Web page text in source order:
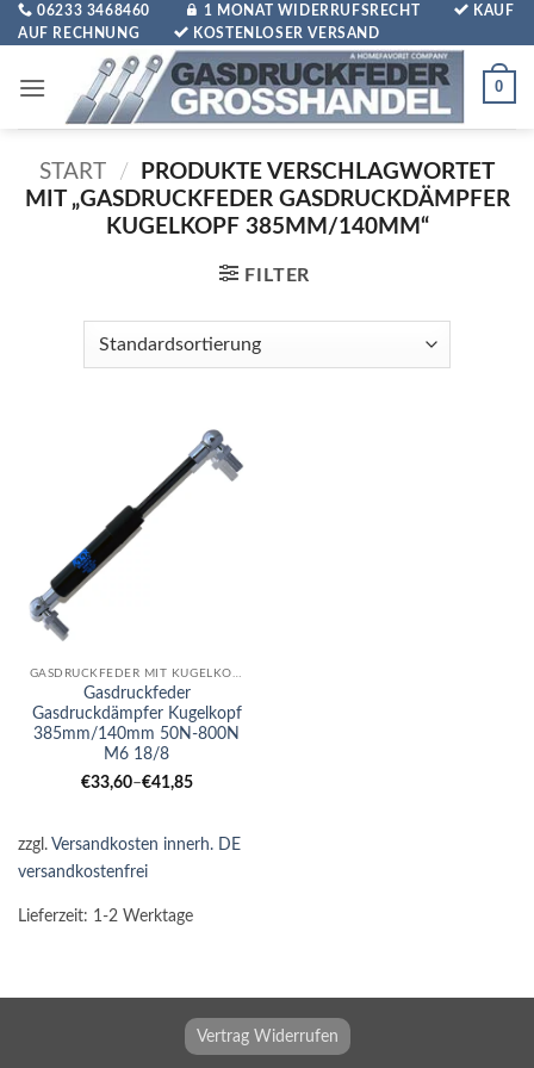
Zum
Inhalt
06233 3468460 1 MONAT WIDERRUFSRECHT
KAUF
AUF RECHNUNG
KOSTENLOSER VERSAND
0
START /
PRODUKTE VERSCHLAGWORTET
MIT „GASDRUCKFEDER GASDRUCKDÄMPFER
KUGELKOPF 385MM/140MM“
FILTER
GASDRUCKFEDER MIT KUGELKOPF
Gasdruckfeder
Gasdruckdämpfer Kugelkopf
385mm/140mm 50N-800N
M6 18/8
€33,60–€41,85
zzgl. Versandkosten innerh. DE
versandkostenfrei
Lieferzeit: 1-2 Werktage
Vertrag Widerrufen